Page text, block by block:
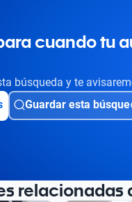
cuando tu
búsqueda y te
Guardar esta
relacionadas